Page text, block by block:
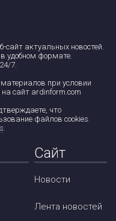
сайт актуальных новостей.
удобном формате.
7.
при условии
сайт ardinform.com
что
файлов cookies.
.
Сайт
Новости
Лента новостей